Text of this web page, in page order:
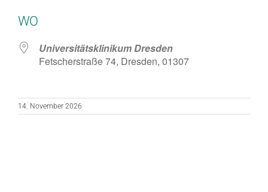
WO
Universitätsklinikum Dresden
Fetscherstraße 74, Dresden, 01307
14. November 2026